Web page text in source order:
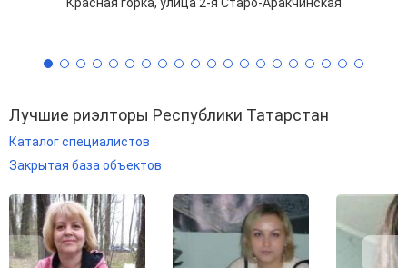
Красная горка, улица 2-я Старо-Аракчинская
Лучшие риэлторы Республики Татарстан
Каталог специалистов
Закрытая база объектов